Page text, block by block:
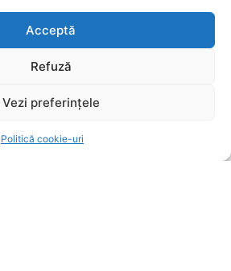
Acceptă
Refuză
Vezi preferințele
Politică cookie-uri
victimă este prinsă între fiare
de 1,24 g/l